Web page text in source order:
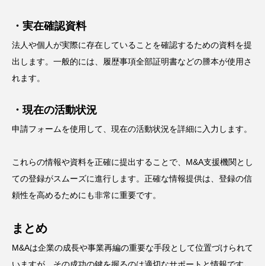
・実在確認資料
法人や個人が実際に存在していることを確認するための資料を提
出します。一般的には、履歴事項全部証明書などの謄本が使用さ
れます。
・現在の活動状況
申請フォームを使用して、現在の活動状況を詳細に入力します。
これらの情報や資料を正確に提出することで、M&A支援機関とし
ての登録がスムーズに進行します。正確な情報提供は、登録の信
頼性を高めるためにも非常に重要です。
まとめ
M&Aは企業の成長や事業再編の重要な手段として位置づけられて